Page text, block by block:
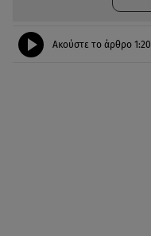
Ακούστε το άρθρο 1:20